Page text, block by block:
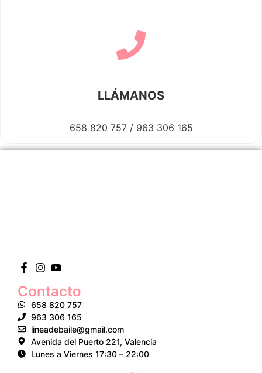
LLÁMANOS
658 820 757 / 963 306 165
Contacto
658 820 757
963 306 165
lineadebaile@gmail.com
Avenida del Puerto 221, Valencia
Lunes a Viernes 17:30 – 22:00